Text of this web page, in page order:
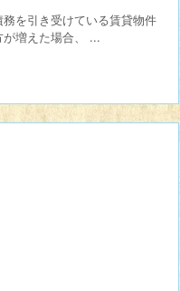
を引き受けている賃貸物件
増えた場合、 ...